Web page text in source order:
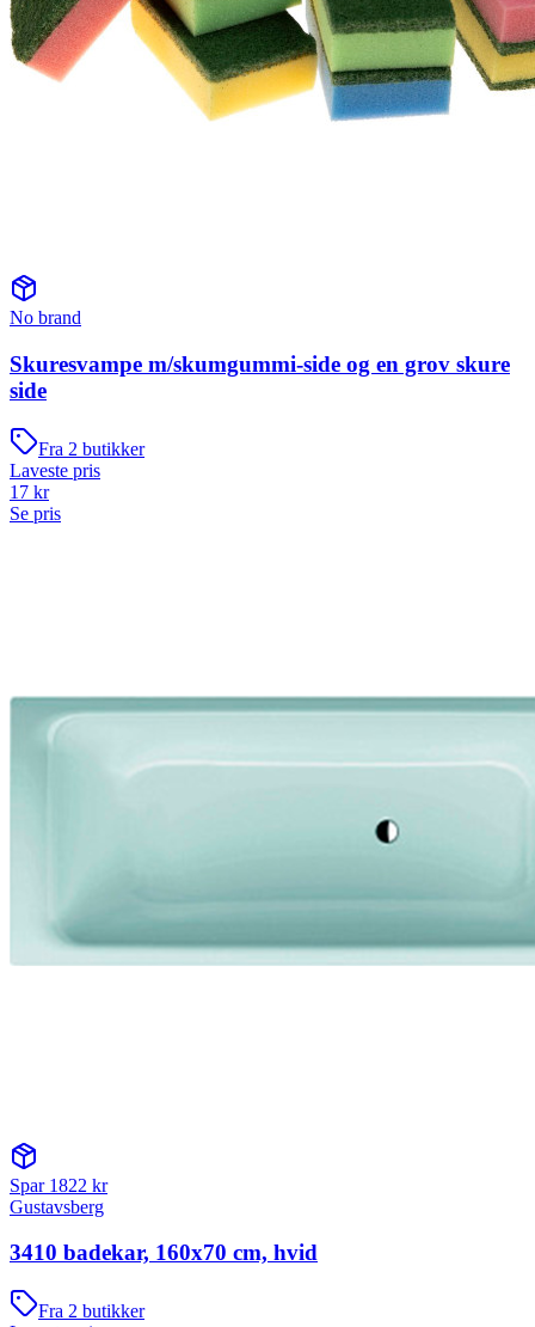
No brand
Skuresvampe m/skumgummi-side og en grov skure
side
Fra 2 butikker
Laveste pris
17 kr
Se pris
Spar 1822 kr
Gustavsberg
3410 badekar, 160x70 cm, hvid
Fra 2 butikker